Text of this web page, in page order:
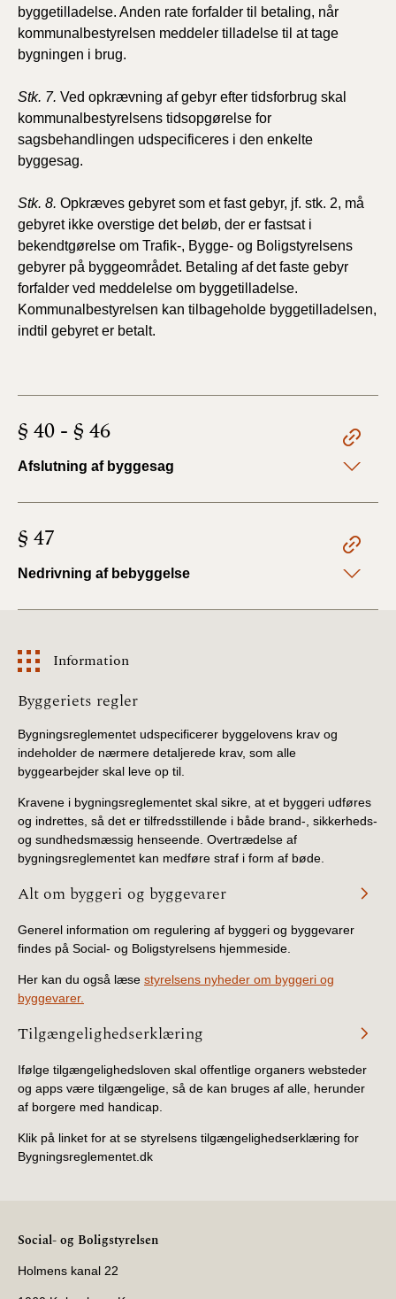
byggetilladelse. Anden rate forfalder til betaling, når
kommunalbestyrelsen meddeler tilladelse til at tage
bygningen i brug.
Stk. 7. Ved opkrævning af gebyr efter tidsforbrug skal
kommunalbestyrelsens tidsopgørelse for
sagsbehandlingen udspecificeres i den enkelte
byggesag.
Stk. 8. Opkræves gebyret som et fast gebyr, jf. stk. 2, må
gebyret ikke overstige det beløb, der er fastsat i
bekendtgørelse om Trafik-, Bygge- og Boligstyrelsens
gebyrer på byggeområdet. Betaling af det faste gebyr
forfalder ved meddelelse om byggetilladelse.
Kommunalbestyrelsen kan tilbageholde byggetilladelsen,
indtil gebyret er betalt.
§ 40 - § 46
Afslutning af byggesag
§ 47
Nedrivning af bebyggelse
Information
Information
Byggeriets regler
Bygningsreglementet udspecificerer byggelovens krav og
indeholder de nærmere detaljerede krav, som alle
byggearbejder skal leve op til.
Kravene i bygningsreglementet skal sikre, at et byggeri udføres
og indrettes, så det er tilfredsstillende i både brand-, sikkerheds-
og sundhedsmæssig henseende. Overtrædelse af
bygningsreglementet kan medføre straf i form af bøde.
Alt om byggeri og byggevarer
Generel information om regulering af byggeri og byggevarer
findes på Social- og Boligstyrelsens hjemmeside.
Her kan du også læse styrelsens nyheder om byggeri og
byggevarer.
Tilgængelighedserklæring
Ifølge tilgængelighedsloven skal offentlige organers websteder
og apps være tilgængelige, så de kan bruges af alle, herunder
af borgere med handicap.
Klik på linket for at se styrelsens tilgængelighedserklæring for
Bygningsreglementet.dk
Social- og Boligstyrelsen
Holmens kanal 22